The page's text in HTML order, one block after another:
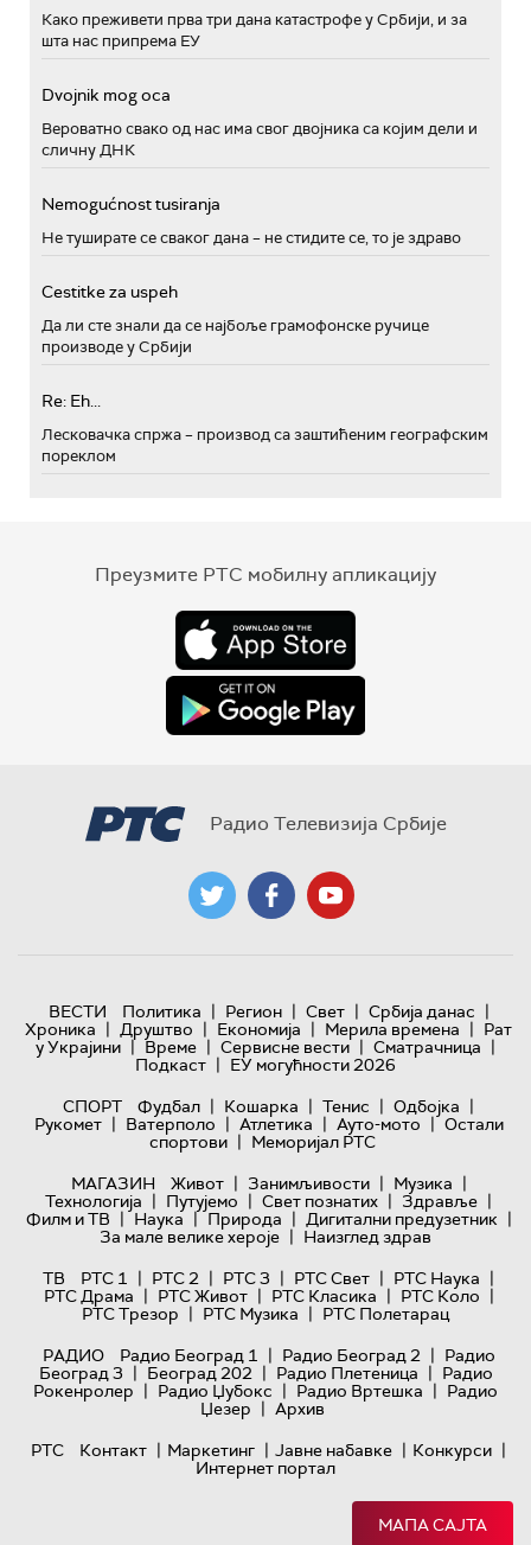
Како преживети прва три дана катастрофе у Србији, и за
шта нас припрема ЕУ
Dvojnik mog oca
Вероватно свако од нас има свог двојника са којим дели и
сличну ДНК
Nemogućnost tusiranja
Не туширате се сваког дана – не стидите се, то је здраво
Cestitke za uspeh
Да ли сте знали да се најбоље грамофонске ручице
производе у Србији
Re: Eh...
Лесковачка спржа – производ са заштићеним географским
пореклом
Преузмите РТС мобилну апликацију
Радио Телевизија Србије
ВЕСТИ Политика | Регион | Свет | Србија данас |
Хроника | Друштво | Економија | Мерила времена | Рат
у Украјини | Време | Сервисне вести | Сматрачница |
Подкаст | ЕУ могућности 2026
СПОРТ
Фудбал | Кошарка | Тенис | Одбојка |
Рукомет | Ватерполо | Атлетика | Ауто-мото | Остали
спортови | Меморијал РТС
МАГАЗИН
Живот | Занимљивости | Музика |
Технологијa | Путујемо | Свет познатих | Здравље |
Филм и ТВ | Наука | Природа | Дигитални предузетник |
За мале велике хероје | Наизглед здрав
ТВ
РТС 1 | РТС 2 | РТС 3 | РТС Свет | РТС Наука |
РТС Драма | РТС Живот | РТС Класика | РТС Коло |
РТС Трезор | РТС Музика | РТС Полетарац
РАДИО
Радио Београд 1 | Радио Београд 2 | Радио
Београд 3 | Београд 202 | Радио Плетеница | Радио
Рокенролер | Радио Џубокс | Радио Вртешка | Радио
Џезер | Архив
РТС
Контакт | Маркетинг | Јавне набавке | Конкурси |
Интернет портал
МАПА САЈТА